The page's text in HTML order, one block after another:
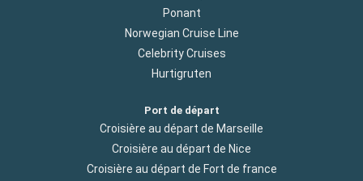
Ponant
Norwegian Cruise Line
Celebrity Cruises
Hurtigruten
Port de départ
Croisière au départ de Marseille
Croisière au départ de Nice
Croisière au départ de Fort de france